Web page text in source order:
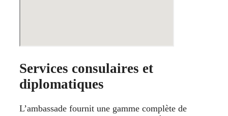
Services consulaires et
diplomatiques
L’ambassade fournit une gamme complète de